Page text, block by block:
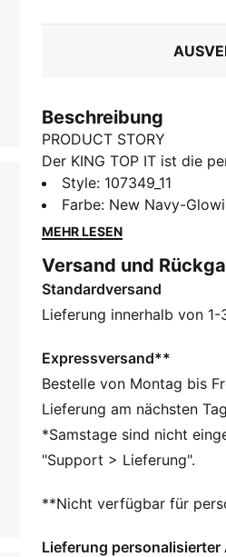
Beschreibung
PRODUCT STORY
Der KING TOP IT ist die
Performance-Schuh für
ikonischen
kombiniert
Profil und ein besonders
Das Retro-Branding rundet
FEATURES + VORTEILE
recycelten Materialien
bessere Zukunft.
DETAILS
Vamp aus Synthetik in
Atmungsaktives Mesh an
Abriebfeste
EVA-Zwischensohle
Style: 107349_11
Farbe: New Navy-
MEHR LESEN
Versand und
Standardversand
Lieferung innerhalb von 1-
Expressversand**
Bestelle von Montag bis
Lieferung am nächsten
*Samstage sind nicht
"Support > Lieferung".
**Nicht verfügbar für
Lieferung